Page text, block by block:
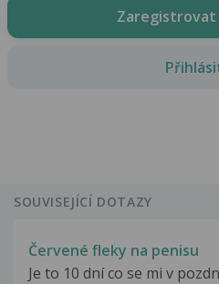
Zaregistrovat
SOUVISEJÍCÍ DOTAZY
Červené fleky na penisu
Je to 10 dní co se mi v